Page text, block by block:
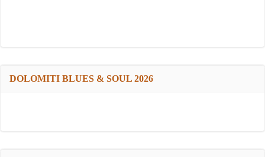
DOLOMITI BLUES & SOUL 2026